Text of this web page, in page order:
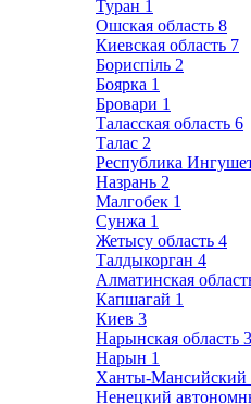
Туран 1
Ошская область 8
Киевская область 7
Бориспіль 2
Боярка 1
Бровари 1
Таласская область 6
Талас 2
Республика
Назрань 2
Малгобек 1
Сунжа 1
Жетысу область 4
Талдыкорган 4
Алматинская
Капшагай 1
Киев 3
Нарынская область 3
Нарын 1
Ханты-
Ненецкий